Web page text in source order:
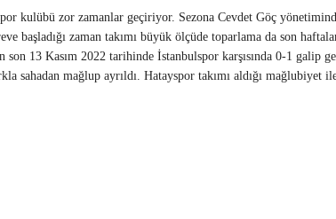
kulübü zor zamanlar geçiriyor. Sezona Cevdet Göç
başladığı zaman takımı büyük ölçüde toparlama da son
13 Kasım 2022 tarihinde İstanbulspor karşısında 0-1 galip
sahadan mağlup ayrıldı. Hatayspor takımı aldığı mağlubiyet